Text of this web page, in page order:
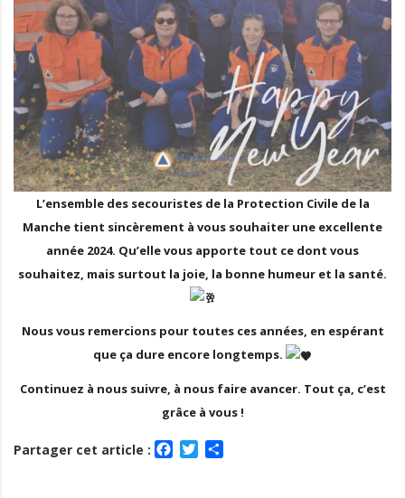
L’ensemble des secouristes de la Protection Civile de la
Manche tient sincèrement à vous souhaiter une excellente
année 2024. Qu’elle vous apporte tout ce dont vous
souhaitez, mais surtout la joie, la bonne humeur et la santé.
Nous vous remercions pour toutes ces années, en espérant
que ça dure encore longtemps.
Continuez à nous suivre, à nous faire avancer. Tout ça, c’est
grâce à vous !
Partager cet article : Facebook
Twitter